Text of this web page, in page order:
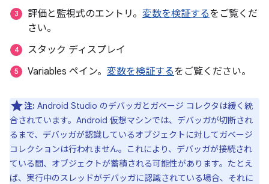
評価と監視式のエントリ。 変数を検証するをご覧くだ
さい。
スタック ディスプレイ
Variables ペイン。 変数を検証するをご覧ください。
注: Android Studio のデバッガとガベージ コレクタは緩く統
合されています。Android 仮想マシンでは、デバッガが切断され
るまで、デバッガが認識しているオブジェクトに対してガベージ
コレクションは行われません。これにより、デバッガが接続され
ている間、オブジェクトが蓄積される可能性があります。たとえ
ば、実行中のスレッドがデバッガに認識されている場合、それに